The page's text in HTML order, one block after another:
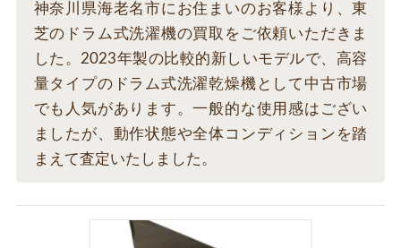
神奈川県海老名市にお住まいのお客様より、東
芝のドラム式洗濯機の買取をご依頼いただきま
した。2023年製の比較的新しいモデルで、高容
量タイプのドラム式洗濯乾燥機として中古市場
でも人気があります。一般的な使用感はござい
ましたが、動作状態や全体コンディションを踏
まえて査定いたしました。